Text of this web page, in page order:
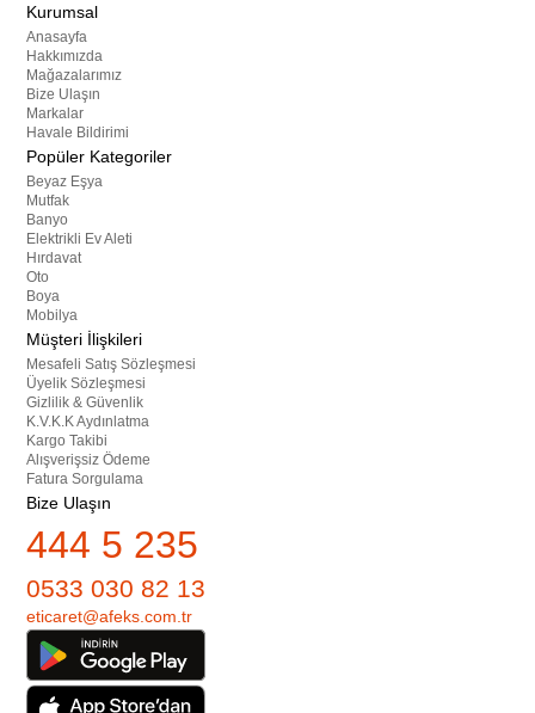
Kurumsal
Anasayfa
Hakkımızda
Mağazalarımız
Bize Ulaşın
Markalar
Havale Bildirimi
Popüler Kategoriler
Beyaz Eşya
Mutfak
Banyo
Elektrikli Ev Aleti
Hırdavat
Oto
Boya
Mobilya
Müşteri İlişkileri
Mesafeli Satış Sözleşmesi
Üyelik Sözleşmesi
Gizlilik & Güvenlik
K.V.K.K Aydınlatma
Kargo Takibi
Alışverişsiz Ödeme
Fatura Sorgulama
Bize Ulaşın
444 5 235
0533 030 82 13
eticaret@afeks.com.tr